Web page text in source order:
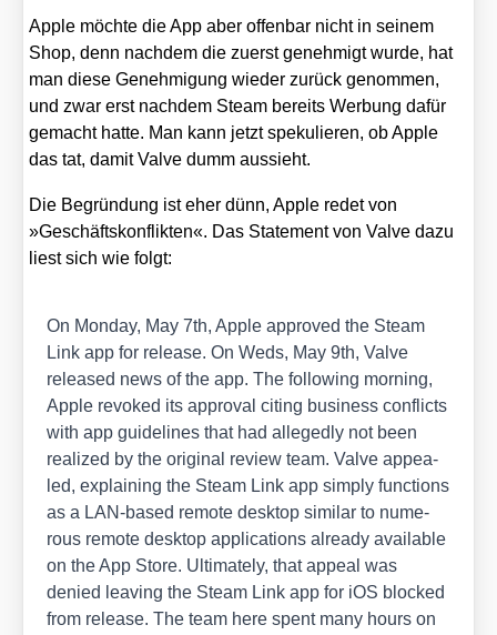
Apple möch­te die App aber offen­bar nicht in sei­nem
Shop, denn nach­dem die zuerst geneh­migt wur­de, hat
man die­se Geneh­mi­gung wie­der zurück genom­men,
und zwar erst nach­dem Steam bereits Wer­bung dafür
gemacht hat­te. Man kann jetzt spe­ku­lie­ren, ob Apple
das tat, damit Val­ve dumm aus­sieht.
Die Begrün­dung ist eher dünn, Apple redet von
»Geschäfts­kon­flik­ten«. Das State­ment von Val­ve dazu
liest sich wie folgt:
On Mon­day, May 7th, Apple appro­ved the Steam
Link app for release. On Weds, May 9th, Val­ve
released news of the app. The fol­lo­wing mor­ning,
Apple revo­ked its appr­oval citing busi­ness con­flicts
with app gui­de­lines that had alle­gedly not been
rea­li­zed by the ori­gi­nal review team. Val­ve appea­
led, explai­ning the Steam Link app sim­ply func­tions
as a LAN-based remo­te desk­top simi­lar to num­e­
rous remo­te desk­top appli­ca­ti­ons alre­a­dy available
on the App Store. Ulti­m­ate­ly, that appeal was
denied lea­ving the Steam Link app for iOS blo­cked
from release. The team here spent many hours on